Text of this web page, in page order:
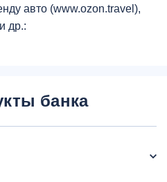
авто (www.ozon.travel),
др.:
банка